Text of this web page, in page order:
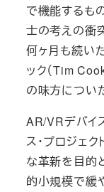
で機能するも
士の考えの衝
何ヶ月も続い
ック（Tim
の味方につい
AR/VRデバイ
ス・プロジェ
な革新を目的
的小規模で緩